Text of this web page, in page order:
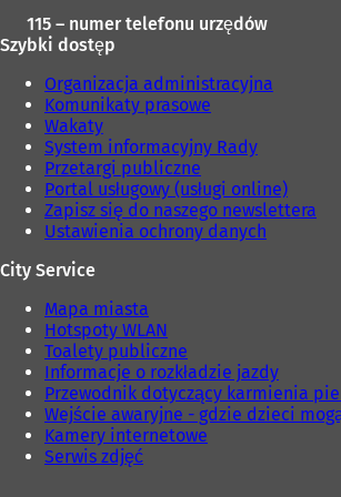
115 – numer telefonu urzędów
Szybki dostęp
Organizacja administracyjna
Komunikaty prasowe
Wakaty
System informacyjny Rady
Przetargi publiczne
Portal usługowy (usługi online)
Zapisz się do naszego newslettera
Ustawienia ochrony danych
City Service
Mapa miasta
Hotspoty WLAN
Toalety publiczne
Informacje o rozkładzie jazdy
Przewodnik dotyczący karmienia
Wejście awaryjne - gdzie dzieci
Kamery internetowe
Serwis zdjęć